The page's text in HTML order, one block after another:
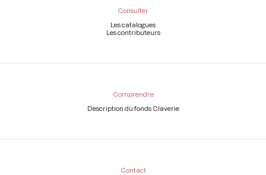
Consulter
Les catalogues
Les contributeurs
Comprendre
Description du fonds Claverie
Contact